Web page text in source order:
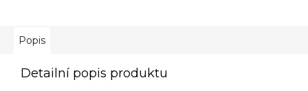
Popis
Detailní popis produktu